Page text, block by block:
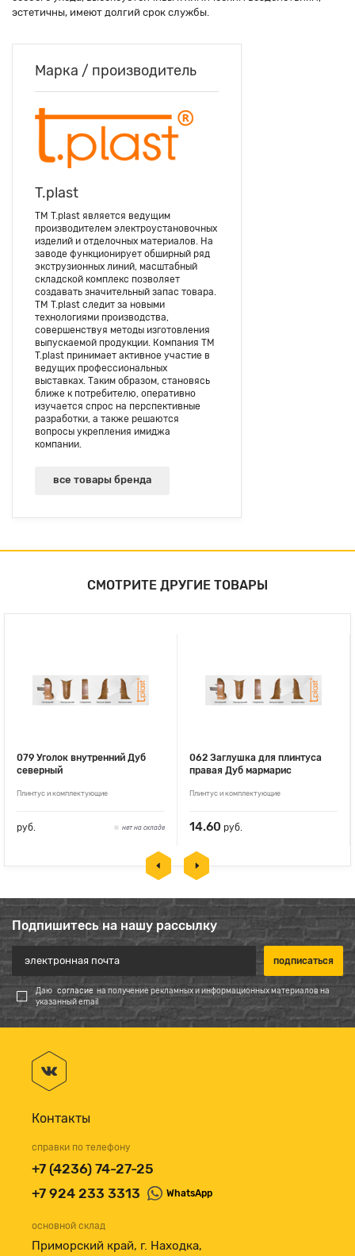
эстетичны, имеют долгий срок службы.
Марка / производитель
T.plast
ТМ T.plast является ведущим
производителем электроустановочных
изделий и отделочных материалов. На
заводе функционирует обширный ряд
экструзионных линий, масштабный
складской комплекс позволяет
создавать значительный запас товара.
ТМ T.plast следит за новыми
технологиями производства,
совершенствуя методы изготовления
выпускаемой продукции. Компания ТМ
T.plast принимает активное участие в
ведущих профессиональных
выставках. Таким образом, становясь
ближе к потребителю, оперативно
изучается спрос на перспективные
разработки, а также решаются
вопросы укрепления имиджа
компании.
все товары бренда
СМОТРИТЕ ДРУГИЕ ТОВАРЫ
079 Уголок внутренний Дуб
северный
Плинтус и комплектующие
руб. нет на складе
062 Заглушка для плинтуса
правая Дуб мармарис
Плинтус и комплектующие
14.60 руб.
Подпишитесь на нашу рассылку
Даю согласие на получение рекламных и информационных материалов на
указанный email
Контакты
справки по телефону
+7 (4236) 74-27-25
+7 924 233 3313
WhatsApp
основной склад
Приморский край, г. Находка,